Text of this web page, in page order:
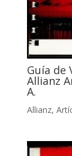
Guía de
Allianz
A.
Allianz,